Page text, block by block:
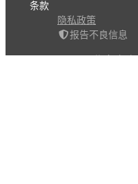
条款
隐私政策
报告不良信息